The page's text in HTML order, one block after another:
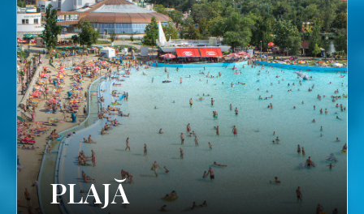
PLAJĂ